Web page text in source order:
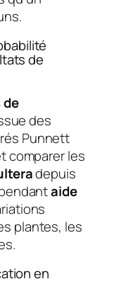
de
des
Punnett
comparer les
depuis
aide
plantes, les
en